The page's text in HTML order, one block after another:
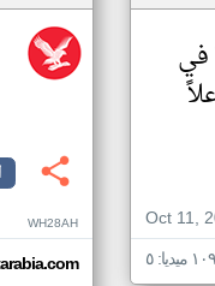
في
Oct 11,
WH28AH